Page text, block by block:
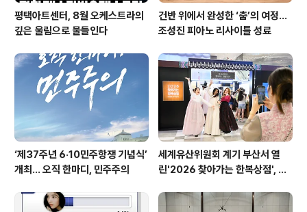
평택아트센터, 8월 오케스트라의
깊은 울림으로 물들인다
건반 위에서 완성한 ‘춤’의 여정…
조성진 피아노 리사이틀 성료
‘제37주년 6·10민주항쟁 기념식’
개최… 오직 한마디, 민주주의
세계유산위원회 계기 부산서 열
린'2026 찾아가는 한복상점', 역